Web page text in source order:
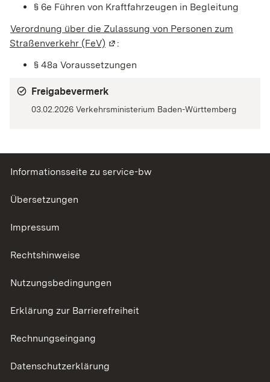
§ 6e Führen von Kraftfahrzeugen in Begleitung
Verordnung über die Zulassung von Personen zum
Straßenverkehr (FeV) (Wird in einem neuen Fenster
:
§ 48a Voraussetzungen
Freigabevermerk
03.02.2026 Verkehrsministerium Baden-Württemberg
Informationsseite zu service-bw
Übersetzungen
Impressum
Rechtshinweise
Nutzungsbedingungen
Erklärung zur Barrierefreiheit
Rechnungseingang
Datenschutzerklärung